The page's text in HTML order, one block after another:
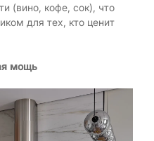
(вино, кофе, сок), что
для тех, кто ценит
мощь